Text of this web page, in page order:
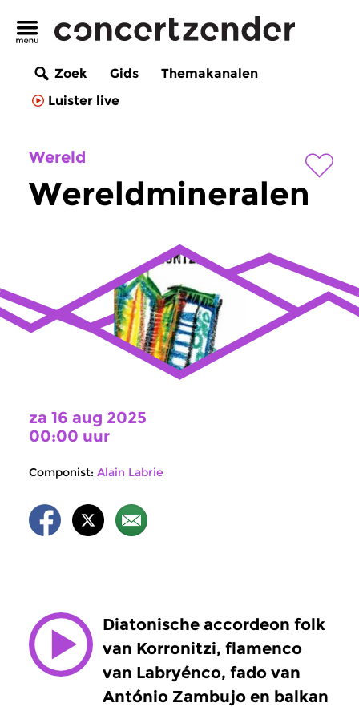
Zoek Gids
Themakanalen
Luister live
Wereld
Wereldmineralen
za 16 aug 2025
00:00 uur
Componist: Alain Labrie
Diatonische accordeon folk
van Korronitzi, flamenco
van Labryénco, fado van
António Zambujo en balkan